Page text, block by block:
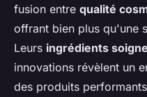
fusion entre qualité
offrant bien plus qu'une
Leurs ingrédients
innovations révèlent un
des produits